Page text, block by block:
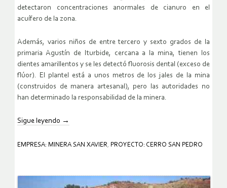
detectaron concentraciones anormales de cianuro en el
acuífero de la zona.
Además, varios niños de entre tercero y sexto grados de la
primaria Agustín de Iturbide, cercana a la mina, tienen los
dientes amarillentos y se les detectó fluorosis dental (exceso de
flúor). El plantel está a unos metros de los jales de la mina
(construidos de manera artesanal), pero las autoridades no
han determinado la responsabilidad de la minera.
Sigue leyendo →
EMPRESA: MINERA SAN XAVIER, PROYECTO: CERRO SAN PEDRO